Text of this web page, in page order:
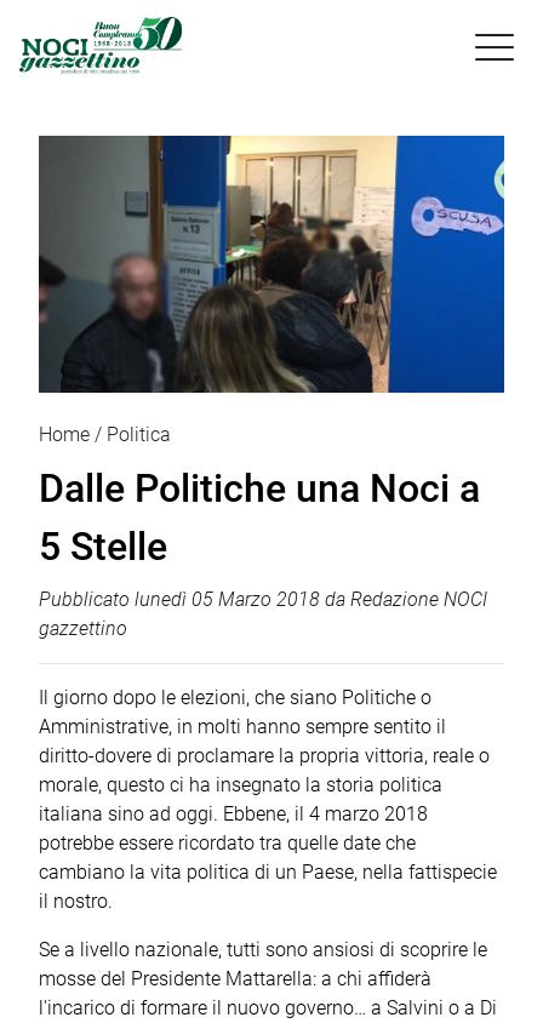

Home Politica
Dalle Politiche una Noci a
5 Stelle
Pubblicato lunedì 05 Marzo 2018 da Redazione NOCI
gazzettino
Il giorno dopo le elezioni, che siano Politiche o
Amministrative, in molti hanno sempre sentito il
diritto-dovere di proclamare la propria vittoria, reale o
morale, questo ci ha insegnato la storia politica
italiana sino ad oggi. Ebbene, il 4 marzo 2018
potrebbe essere ricordato tra quelle date che
cambiano la vita politica di un Paese, nella fattispecie
il nostro.
Se a livello nazionale, tutti sono ansiosi di scoprire le
mosse del Presidente Mattarella: a chi affiderà
l'incarico di formare il nuovo governo… a Salvini o a Di